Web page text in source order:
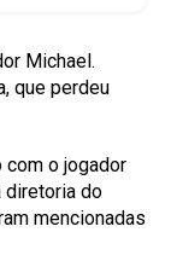
Michael.
que perdeu
o jogador
diretoria do
mencionadas